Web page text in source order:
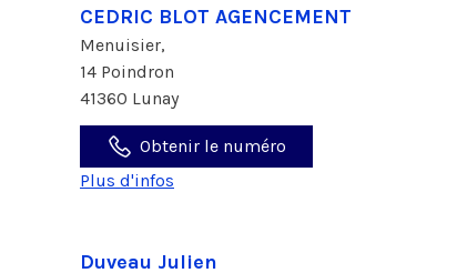
CEDRIC BLOT AGENCEMENT
Menuisier,
14 Poindron
41360 Lunay
Obtenir le numéro
Plus d'infos
Duveau Julien